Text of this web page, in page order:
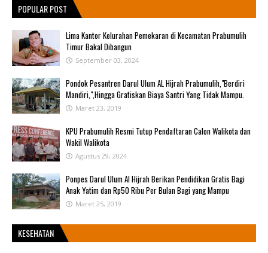
POPULAR POST
Lima Kantor Kelurahan Pemekaran di Kecamatan Prabumulih
Timur Bakal Dibangun
September 03, 2024
Pondok Pesantren Darul Ulum AL Hijrah Prabumulih,"Berdiri
Mandiri,",Hingga Gratiskan Biaya Santri Yang Tidak Mampu.
Maret 23, 2019
KPU Prabumulih Resmi Tutup Pendaftaran Calon Walikota dan
Wakil Walikota
Agustus 29, 2024
Ponpes Darul Ulum Al Hijrah Berikan Pendidikan Gratis Bagi
Anak Yatim dan Rp50 Ribu Per Bulan Bagi yang Mampu
Maret 25, 2019
KESEHATAN